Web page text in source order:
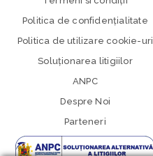
Politica de confidenţialitate
Politica de utilizare cookie-uri
Soluționarea litigiilor
ANPC
Despre Noi
Parteneri